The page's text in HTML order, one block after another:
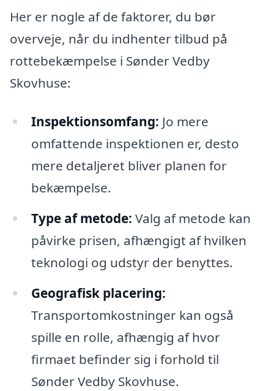
Her er nogle af de faktorer, du bør
overveje, når du indhenter tilbud på
rottebekæmpelse i Sønder Vedby
Skovhuse:
Inspektionsomfang: Jo mere
omfattende inspektionen er, desto
mere detaljeret bliver planen for
bekæmpelse.
Type af metode: Valg af metode kan
påvirke prisen, afhængigt af hvilken
teknologi og udstyr der benyttes.
Geografisk placering:
Transportomkostninger kan også
spille en rolle, afhængig af hvor
firmaet befinder sig i forhold til
Sønder Vedby Skovhuse.